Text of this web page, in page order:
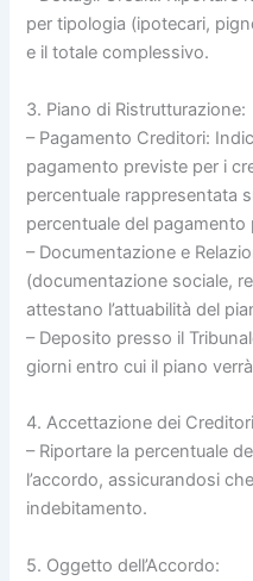
per tipologia (ipotecari,
e il totale complessivo.
3. Piano di Ristrutturazione:
– Pagamento Creditori:
pagamento previste per i
percentuale rappresentata
percentuale del pagamento
– Documentazione e
(documentazione sociale,
attestano l’attuabilità del
– Deposito presso il
giorni entro cui il piano
4. Accettazione dei
– Riportare la percentuale
l’accordo, assicurandosi
indebitamento.
5. Oggetto dell’Accordo: